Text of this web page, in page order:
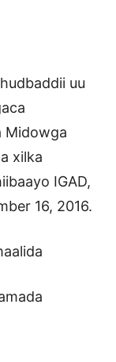
uu
Midowga
xilka
IGAD,
16, 2016.